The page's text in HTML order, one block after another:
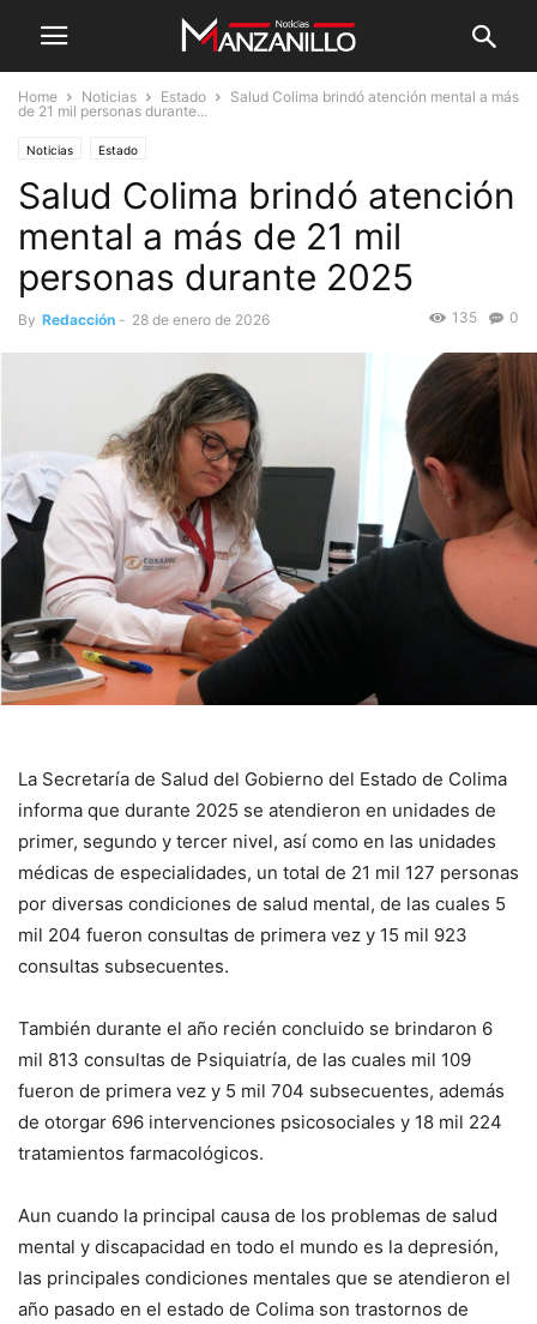
Home Noticias Estado
Salud Colima brindó atención mental a más
de 21 mil personas durante...
Noticias Estado
Salud Colima brindó atención
mental a más de 21 mil
personas durante 2025
By Redacción - 28 de enero de 2026 0
135
La Secretaría de Salud del Gobierno del Estado de Colima
informa que durante 2025 se atendieron en unidades de
primer, segundo y tercer nivel, así como en las unidades
médicas de especialidades, un total de 21 mil 127 personas
por diversas condiciones de salud mental, de las cuales 5
mil 204 fueron consultas de primera vez y 15 mil 923
consultas subsecuentes.
También durante el año recién concluido se brindaron 6
mil 813 consultas de Psiquiatría, de las cuales mil 109
fueron de primera vez y 5 mil 704 subsecuentes, además
de otorgar 696 intervenciones psicosociales y 18 mil 224
tratamientos farmacológicos.
Aun cuando la principal causa de los problemas de salud
mental y discapacidad en todo el mundo es la depresión,
las principales condiciones mentales que se atendieron el
año pasado en el estado de Colima son trastornos de